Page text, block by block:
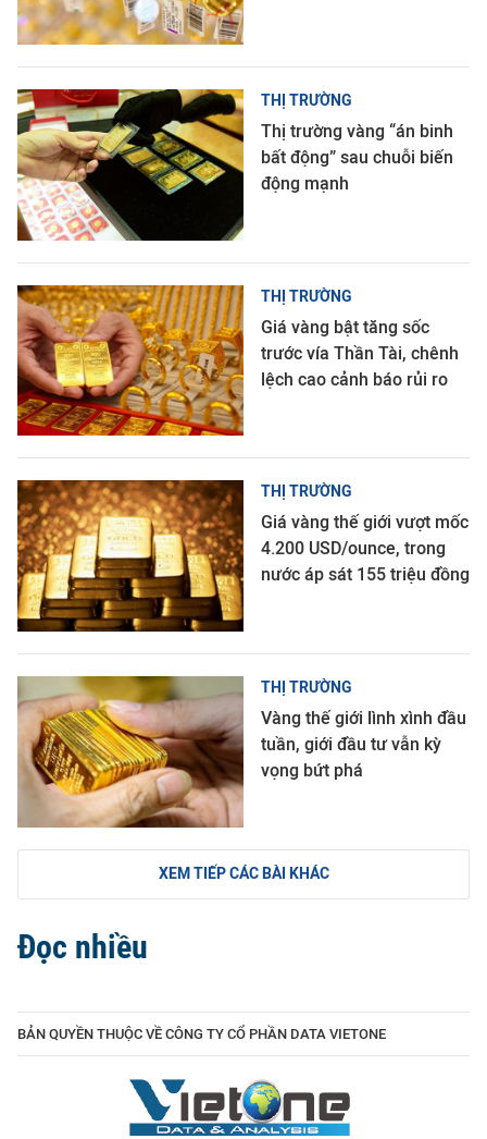
THỊ TRƯỜNG
Thị trường vàng “án binh
bất động” sau chuỗi biến
động mạnh
THỊ TRƯỜNG
Giá vàng bật tăng sốc
trước vía Thần Tài, chênh
lệch cao cảnh báo rủi ro
THỊ TRƯỜNG
Giá vàng thế giới vượt mốc
4.200 USD/ounce, trong
nước áp sát 155 triệu đồng
THỊ TRƯỜNG
Vàng thế giới lình xình đầu
tuần, giới đầu tư vẫn kỳ
vọng bứt phá
XEM TIẾP CÁC BÀI KHÁC
Đọc nhiều
BẢN QUYỀN THUỘC VỀ CÔNG TY CỔ PHẦN DATA VIETONE